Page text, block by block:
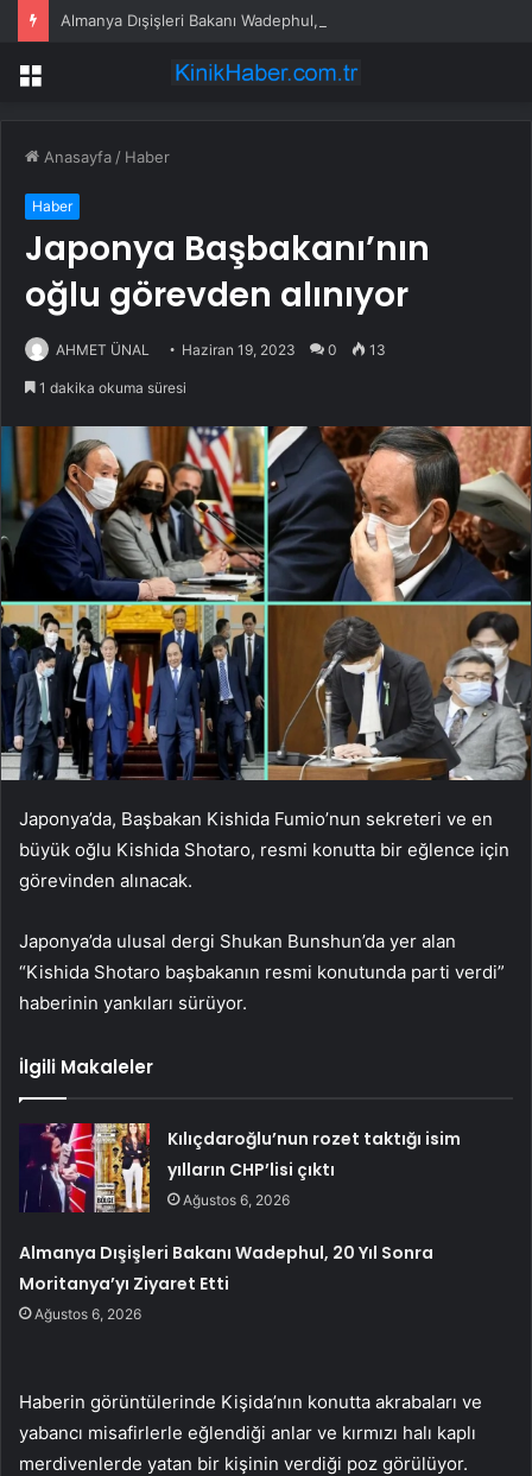
Menü
Anasayfa / Haber
Haber
Japonya Başbakanı’nın
oğlu görevden alınıyor
AHMET ÜNAL Haziran 19, 2023 0 13
1 dakika okuma süresi
Japonya’da, Başbakan Kishida Fumio’nun sekreteri ve en
büyük oğlu Kishida Shotaro, resmi konutta bir eğlence için
görevinden alınacak.
Japonya’da ulusal dergi Shukan Bunshun’da yer alan
“Kishida Shotaro başbakanın resmi konutunda parti verdi”
haberinin yankıları sürüyor.
İlgili Makaleler
Kılıçdaroğlu’nun rozet taktığı isim
yılların CHP’lisi çıktı
Ağustos 6, 2026
Almanya Dışişleri Bakanı Wadephul, 20 Yıl Sonra
Moritanya’yı Ziyaret Etti
Ağustos 6, 2026
Haberin görüntülerinde Kişida’nın konutta akrabaları ve
yabancı misafirlerle eğlendiği anlar ve kırmızı halı kaplı
merdivenlerde yatan bir kişinin verdiği poz görülüyor.